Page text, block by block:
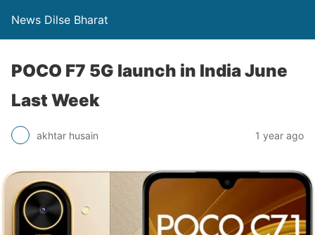
News Dilse Bharat
POCO F7 5G launch in India June
Last Week
akhtar husain 1 year ago